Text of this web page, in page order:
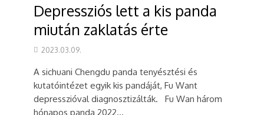
Depressziós lett a kis panda
miután zaklatás érte
2023.03.09.
A sichuani Chengdu panda tenyésztési és
kutatóintézet egyik kis pandáját, Fu Want
depresszióval diagnosztizálták. Fu Wan három
hónapos panda 2022...